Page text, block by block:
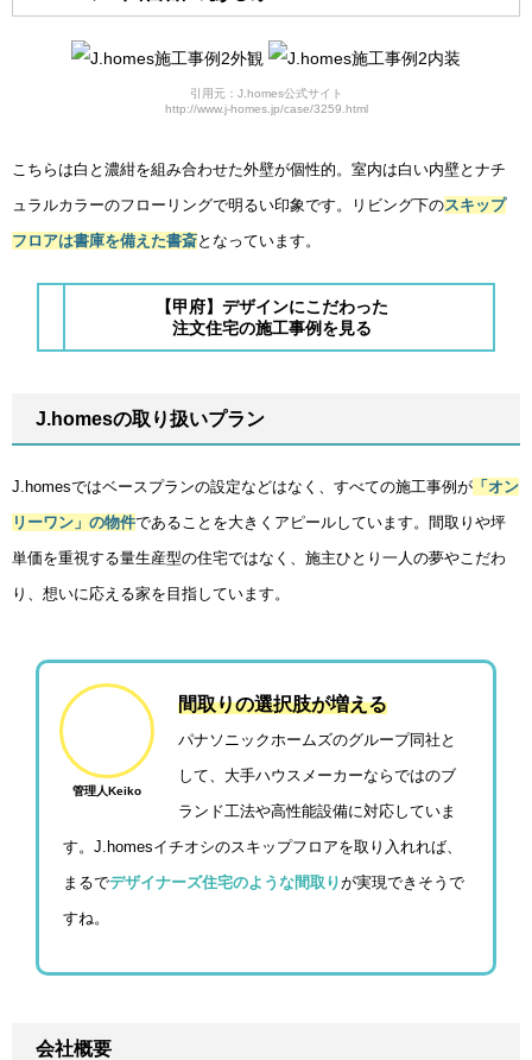
引用元：J.homes公式サイト
http://www.j-homes.jp/case/3259.html
こちらは白と濃紺を組み合わせた外壁が個性的。室内は白い内壁とナチ
ュラルカラーのフローリングで明るい印象です。リビング下のスキップ
フロアは書庫を備えた書斎となっています。
【甲府】デザインにこだわった
注文住宅の施工事例を見る
J.homesの取り扱いプラン
J.homesではベースプランの設定などはなく、すべての施工事例が 「オン
リーワン」の物件であることを大きくアピールしています。間取りや坪
単価を重視する量生産型の住宅ではなく、施主ひとり一人の夢やこだわ
り、想いに応える家を目指しています。
管理人Keiko
間取りの選択肢が増える
パナソニックホームズのグループ同社と
して、大手ハウスメーカーならではのブ
ランド工法や高性能設備に対応していま
す。J.homesイチオシのスキップフロアを取り入れれば、
まるでデザイナーズ住宅のような間取りが実現できそうで
すね。
会社概要